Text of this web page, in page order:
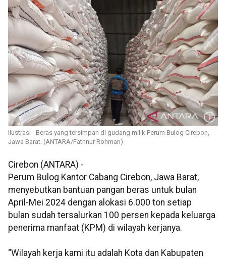
Ilustrasi - Beras yang tersimpan di gudang milik Perum Bulog Cirebon,
Jawa Barat. (ANTARA/Fathnur Rohman)
Cirebon (ANTARA) -
Perum Bulog Kantor Cabang Cirebon, Jawa Barat,
menyebutkan bantuan pangan beras untuk bulan
April-Mei 2024 dengan alokasi 6.000 ton setiap
bulan sudah tersalurkan 100 persen kepada keluarga
penerima manfaat (KPM) di wilayah kerjanya.
“Wilayah kerja kami itu adalah Kota dan Kabupaten